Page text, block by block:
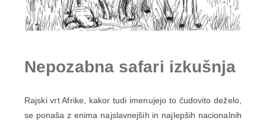
Nepozabna safari izkušnja
Rajski vrt Afrike, kakor tudi imenujejo to čudovito deželo,
se ponaša z enima najslavnejših in najlepših nacionalnih